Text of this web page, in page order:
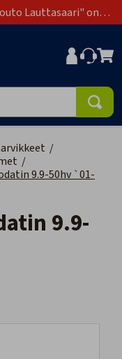
Lauttasaari" on
/
/
9.9-50hv `01-